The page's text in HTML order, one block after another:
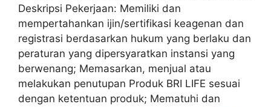
Deskripsi Pekerjaan: Memiliki dan
mempertahankan ijin/sertifikasi keagenan dan
registrasi berdasarkan hukum yang berlaku dan
peraturan yang dipersyaratkan instansi yang
berwenang; Memasarkan, menjual atau
melakukan penutupan Produk BRI LIFE sesuai
dengan ketentuan produk; Mematuhi dan